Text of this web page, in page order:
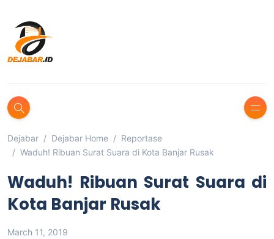
Dejabar Dejabar Home
Reportase
Waduh! Ribuan Surat Suara di Kota Banjar Rusak
Waduh! Ribuan Surat Suara di
Kota Banjar Rusak
March 11, 2019